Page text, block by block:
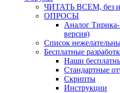
ЧИТАТЬ ВСЕМ, без
ОПРОСЫ
Аналог
версия)
Список
Бесплатные
Наши
Стандартные
Скрипты
Инструкции